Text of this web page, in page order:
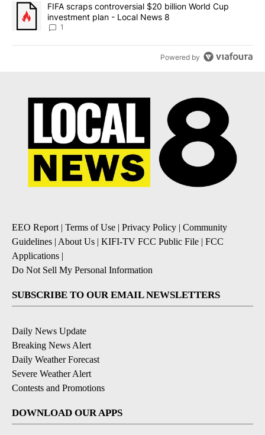
A trending article titled "FIFA scraps controversial $20 billion
FIFA scraps controversial $20 billion World Cup
investment plan - Local News 8
1
Powered by
EEO Report | Terms of Use | Privacy Policy | Community
Guidelines | About Us | KIFI-TV FCC Public File | FCC
Applications |
Do Not Sell My Personal Information
SUBSCRIBE TO OUR EMAIL NEWSLETTERS
Daily News Update
Breaking News Alert
Daily Weather Forecast
Severe Weather Alert
Contests and Promotions
DOWNLOAD OUR APPS